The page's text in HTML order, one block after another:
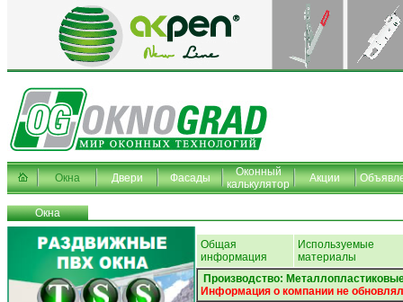
Окна Двери Фасады
Оконный
калькулятор
Акции
Окна
Общая
информация
Используемые
материалы
Производство:
Информация о компании не